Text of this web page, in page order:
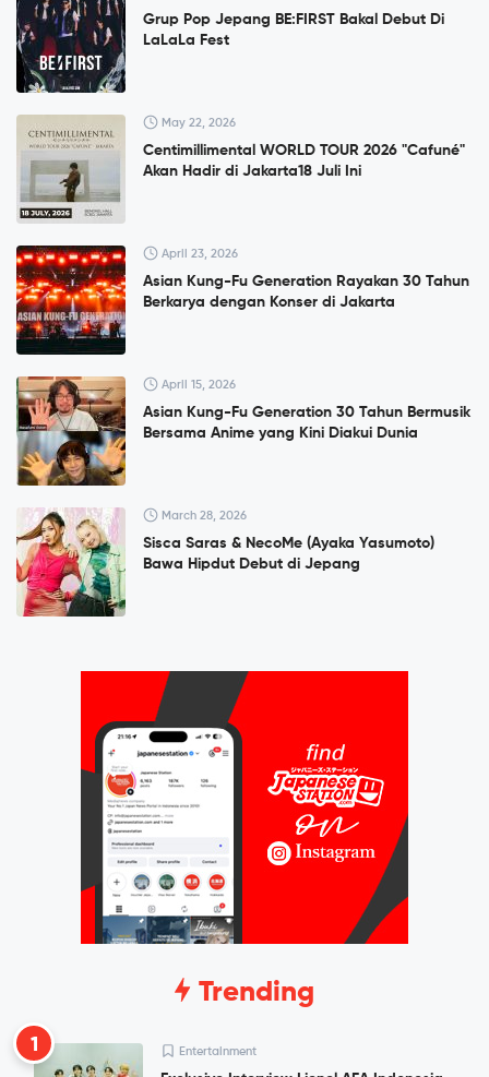
Grup Pop Jepang BE:FIRST Bakal Debut Di
LaLaLa Fest
May 22, 2026
Centimillimental WORLD TOUR 2026 "Cafuné"
Akan Hadir di Jakarta18 Juli Ini
April 23, 2026
Asian Kung-Fu Generation Rayakan 30 Tahun
Berkarya dengan Konser di Jakarta
April 15, 2026
Asian Kung-Fu Generation 30 Tahun Bermusik
Bersama Anime yang Kini Diakui Dunia
March 28, 2026
Sisca Saras & NecoMe (Ayaka Yasumoto)
Bawa Hipdut Debut di Jepang
Trending
1 Entertainment